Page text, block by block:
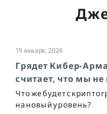
19 января, 2024
Грядет Кибер-
считает, что мы
Что же будет с
на новый уровень?